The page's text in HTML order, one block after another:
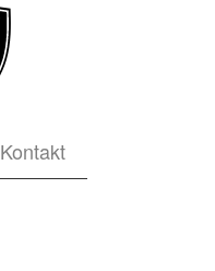
Kontakt